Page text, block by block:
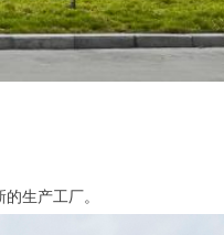
生产工厂。